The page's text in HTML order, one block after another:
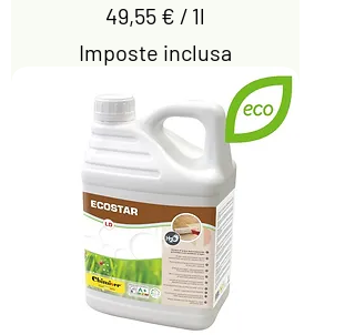
49,55 € / 1l
4
5
5
€
p
e
r
1
Imposte inclusa